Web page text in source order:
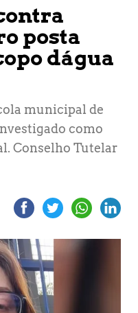
posta
dágua
municipal de
como
Conselho Tutelar